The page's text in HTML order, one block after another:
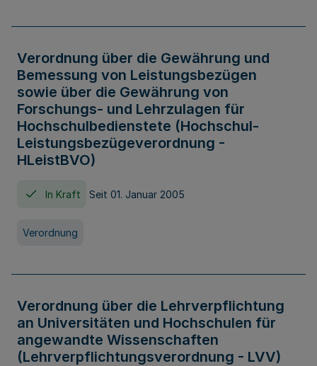
Verordnung über die Gewährung und
Bemessung von Leistungsbezügen
sowie über die Gewährung von
Forschungs- und Lehrzulagen für
Hochschulbedienstete (Hochschul-
Leistungsbezügeverordnung -
HLeistBVO)
In Kraft Seit 01. Januar 2005
Verordnung
Verordnung über die Lehrverpflichtung
an Universitäten und Hochschulen für
angewandte Wissenschaften
(Lehrverpflichtungsverordnung - LVV)